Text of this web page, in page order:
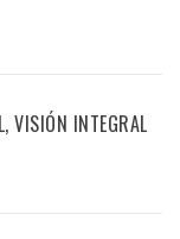
VISIÓN INTEGRAL